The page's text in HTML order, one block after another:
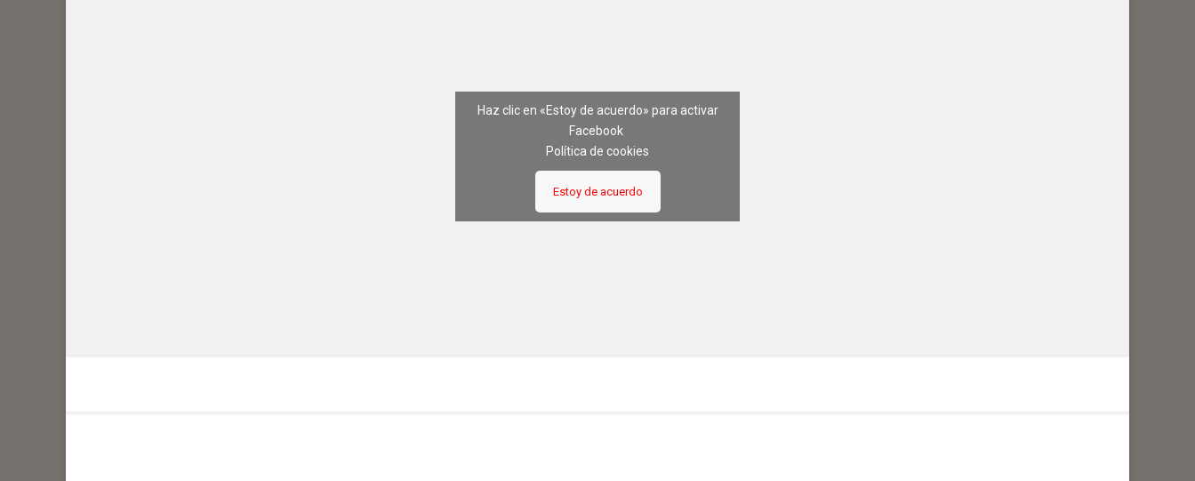
Haz clic en «Estoy de acuerdo» para activar
Facebook
Política de cookies
Estoy de acuerdo